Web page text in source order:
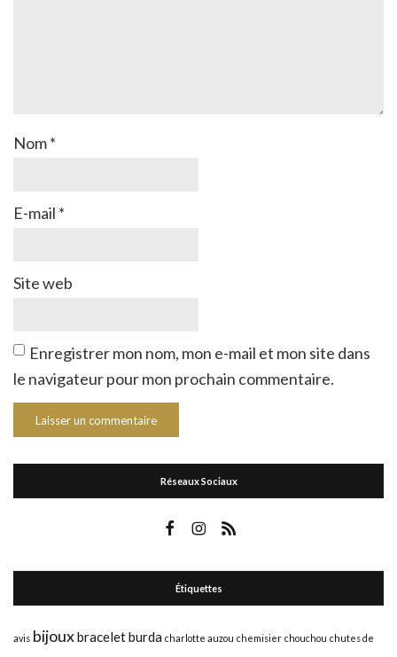
Nom*
E-mail *
Site web
Enregistrer mon nom, mon e-mail et mon site dans
le navigateur pour mon prochain commentaire.
Réseaux Sociaux
Étiquettes
avis bijouxbraceletburda charlotte auzou chemisier chouchou chutes de